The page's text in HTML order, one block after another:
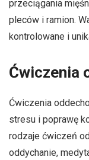
przeciągania
pleców i ramion.
kontrolowane i
Ćwiczenia
Ćwiczenia
stresu i poprawę
rodzaje ćwiczeń
oddychanie,